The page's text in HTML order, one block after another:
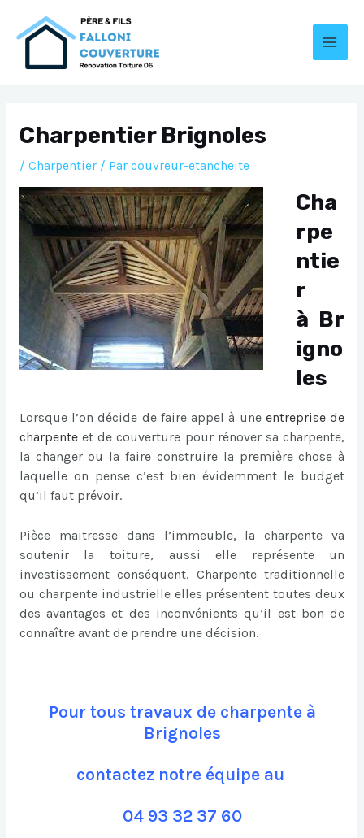
Charpentier Brignoles
/ Charpentier/ Par couvreur-etancheite
Cha
rpe
ntie
r
à Br
igno
les
Lorsque l’on décide de faire appel à une entreprise de
charpenteet de couverture pour rénover sa charpente,
la changer ou la faire construire la première chose à
laquelle on pense c’est bien évidemment le budget
qu’il faut prévoir.
Pièce maitresse dans l’immeuble, la charpente va
soutenir la toiture, aussi elle représente un
investissement conséquent. Charpente traditionnelle
ou charpente industrielle elles présentent toutes deux
des avantages et des inconvénients qu’il est bon de
connaître avant de prendre une décision.
Pour tous travaux de charpente à
Brignoles
contactez notre équipe au
04 93 32 37 60